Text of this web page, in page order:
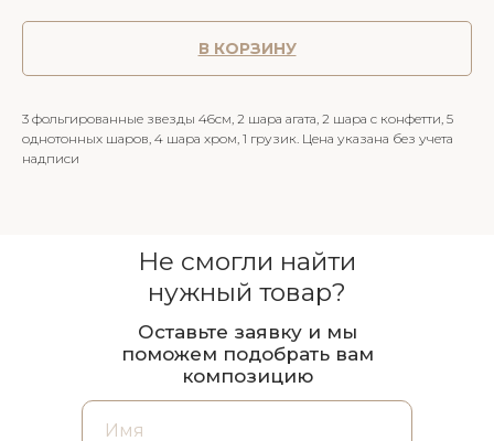
В КОРЗИНУ
3 фольгированные звезды 46см, 2 шара агата, 2 шара с конфетти, 5
однотонных шаров, 4 шара хром, 1 грузик. Цена указана без учета
надписи
Не смогли найти
нужный товар?
Оставьте заявку и мы
поможем подобрать вам
композицию